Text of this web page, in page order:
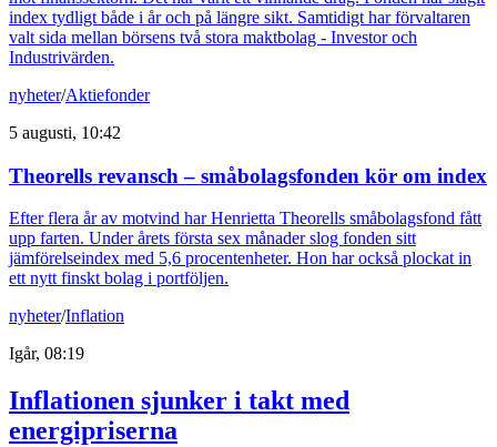
index tydligt både i år och på längre sikt. Samtidigt har förvaltaren
valt sida mellan börsens två stora maktbolag - Investor och
Industrivärden.
nyheter/Aktiefonder
5 augusti, 10:42
Theorells revansch – småbolagsfonden kör om index
Efter flera år av motvind har Henrietta Theorells småbolagsfond fått
upp farten. Under årets första sex månader slog fonden sitt
jämförelseindex med 5,6 procentenheter. Hon har också plockat in
ett nytt finskt bolag i portföljen.
nyheter/Inflation
Igår, 08:19
Inflationen sjunker i takt med
energipriserna